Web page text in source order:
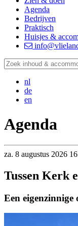
Agenda
Bedrijven
Praktisch
Huisjes &
nl
de
en
Agenda
za. 8 augustus 2026
Tussen Kerk
Een